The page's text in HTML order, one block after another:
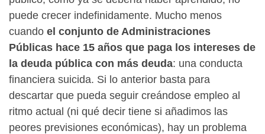
puede crecer indefinidamente. Mucho menos
cuando el conjunto de Administraciones
Públicas hace 15 años que paga los intereses de
la deuda pública con más deuda: una conducta
financiera suicida. Si lo anterior basta para
descartar que pueda seguir creándose empleo al
ritmo actual (ni qué decir tiene si añadimos las
peores previsiones económicas), hay un problema